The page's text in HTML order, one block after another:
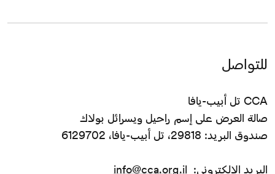
للتواصل
CCA تل أبيب-يافا
صالة العرض على إسم راحيل ويسرائل بولاك
صندوق البريد: 29818، تل أبيب-يافا، 6129702
البريد الإلكتروني: info@cca.org.il